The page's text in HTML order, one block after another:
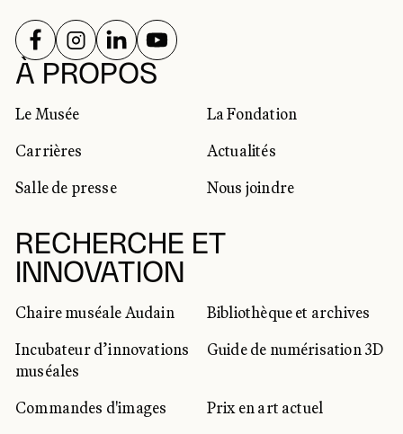
À PROPOS
Le Musée
La Fondation
Carrières
Actualités
Salle de presse
Nous joindre
RECHERCHE ET
INNOVATION
Chaire muséale Audain
Bibliothèque et archives
Incubateur d’innovations
muséales
Guide de numérisation 3D
Commandes d'images
Prix en art actuel
RÉSEAUX SOCIAUX
SUIVEZ-NOUS SUR
SUIVEZ-NOUS SUR
SUIVEZ-NOUS SUR
SUIVEZ-NOUS SUR